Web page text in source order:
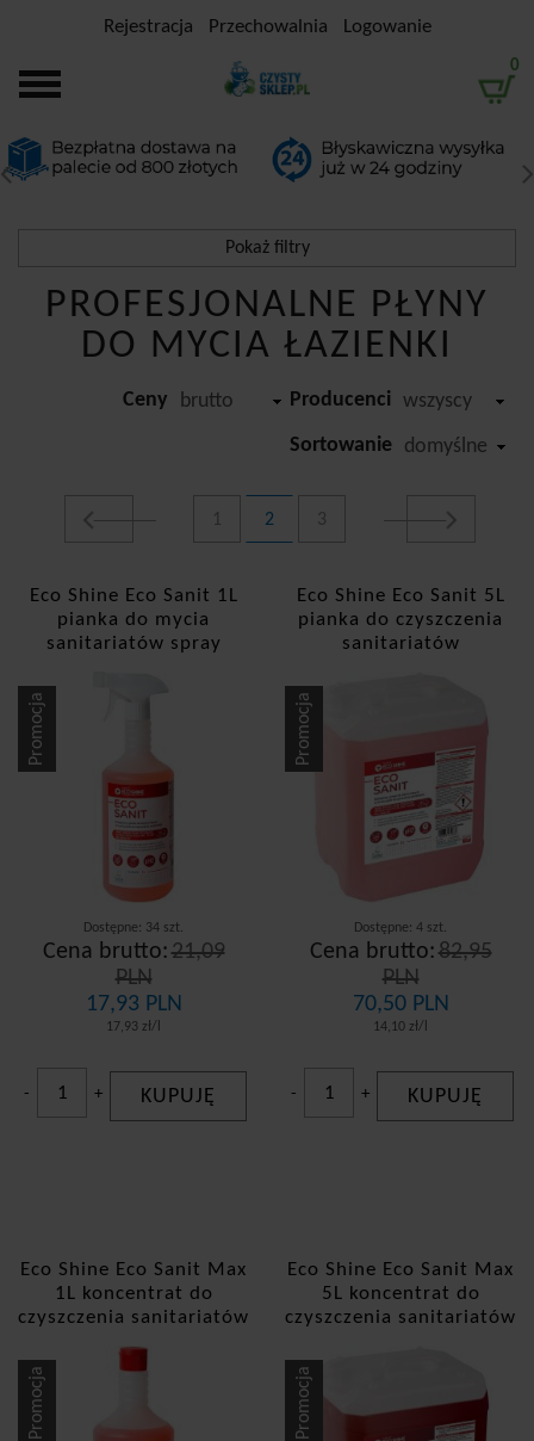
Rejestracja Przechowalnia Logowanie
0
Pokaż filtry
Filtrowanie
Przedział cenowy
-
Dolphin
Lakma Professional
MediSept
Procter Professional
Tenzi
Voigt Horecaline
chwilowo brak
Rodzaj zasobnika
PROFESJONALNE PŁYNY
DO MYCIA ŁAZIENKI
Ceny brutto Producenci wszyscy
Sortowanie domyślne
1 2 3
Eco Shine Eco Sanit 1L
pianka do mycia
sanitariatów spray
Dostępne: 34 szt.
Cena brutto: 21,09
PLN
17,93 PLN
17,93 zł/l
Promocja
- + KUPUJĘ
Eco Shine Eco Sanit 5L
pianka do czyszczenia
sanitariatów
Dostępne: 4 szt.
Cena brutto: 82,95
PLN
70,50 PLN
14,10 zł/l
Promocja
- + KUPUJĘ
Eco Shine Eco Sanit Max
1L koncentrat do
czyszczenia sanitariatów
Promocja
Eco Shine Eco Sanit Max
5L koncentrat do
czyszczenia sanitariatów
Promocja